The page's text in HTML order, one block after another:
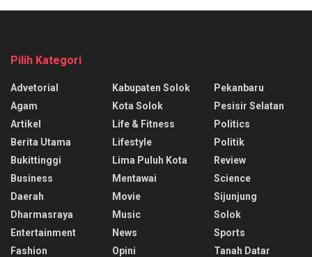
Pilih Kategori
Advetorial
Agam
Artikel
Berita Utama
Bukittinggi
Business
Daerah
Dharmasraya
Entertainment
Fashion
Kabupaten Solok
Kota Solok
Life & Fitness
Lifestyle
Lima Puluh Kota
Mentawai
Movie
Music
News
Opini
Pekanbaru
Pesisir Selatan
Politics
Politik
Review
Science
Sijunjung
Solok
Sports
Tanah Datar